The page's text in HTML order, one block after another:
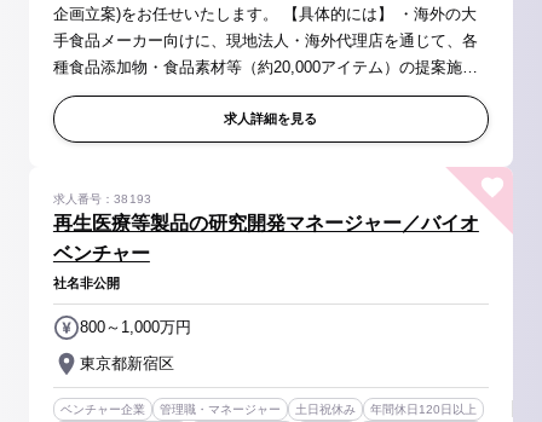
企画立案)をお任せいたします。 【具体的には】 ・海外の大
手食品メーカー向けに、現地法人・海外代理店を通じて、各
種食品添加物・食品素材等（約20,000アイテム）の提案施策
の立案 ・現地法人・代理店を通じ、取引先のニーズのヒヤリ
ング、サンプル提出、...求人詳細を見る
再生医療等製品の研究開発マネージャー／バイオ
ベンチャー
求人番号：38193
社名非公開
東京都新宿区
800～1,000万円
ベンチャー企業 管理職・マネージャー 土日祝休み
年間休日120日以上